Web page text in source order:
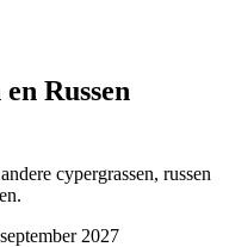
Russen
cypergrassen, russen
2027